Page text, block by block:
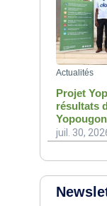
Actualités
Projet
résultats
Yopougon
juil. 30,